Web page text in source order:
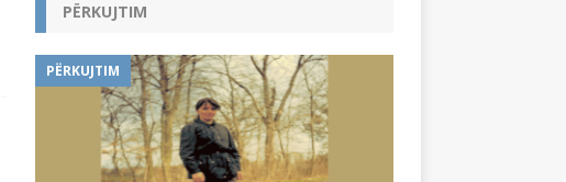
PËRKUJTIM
PËRKUJTIM